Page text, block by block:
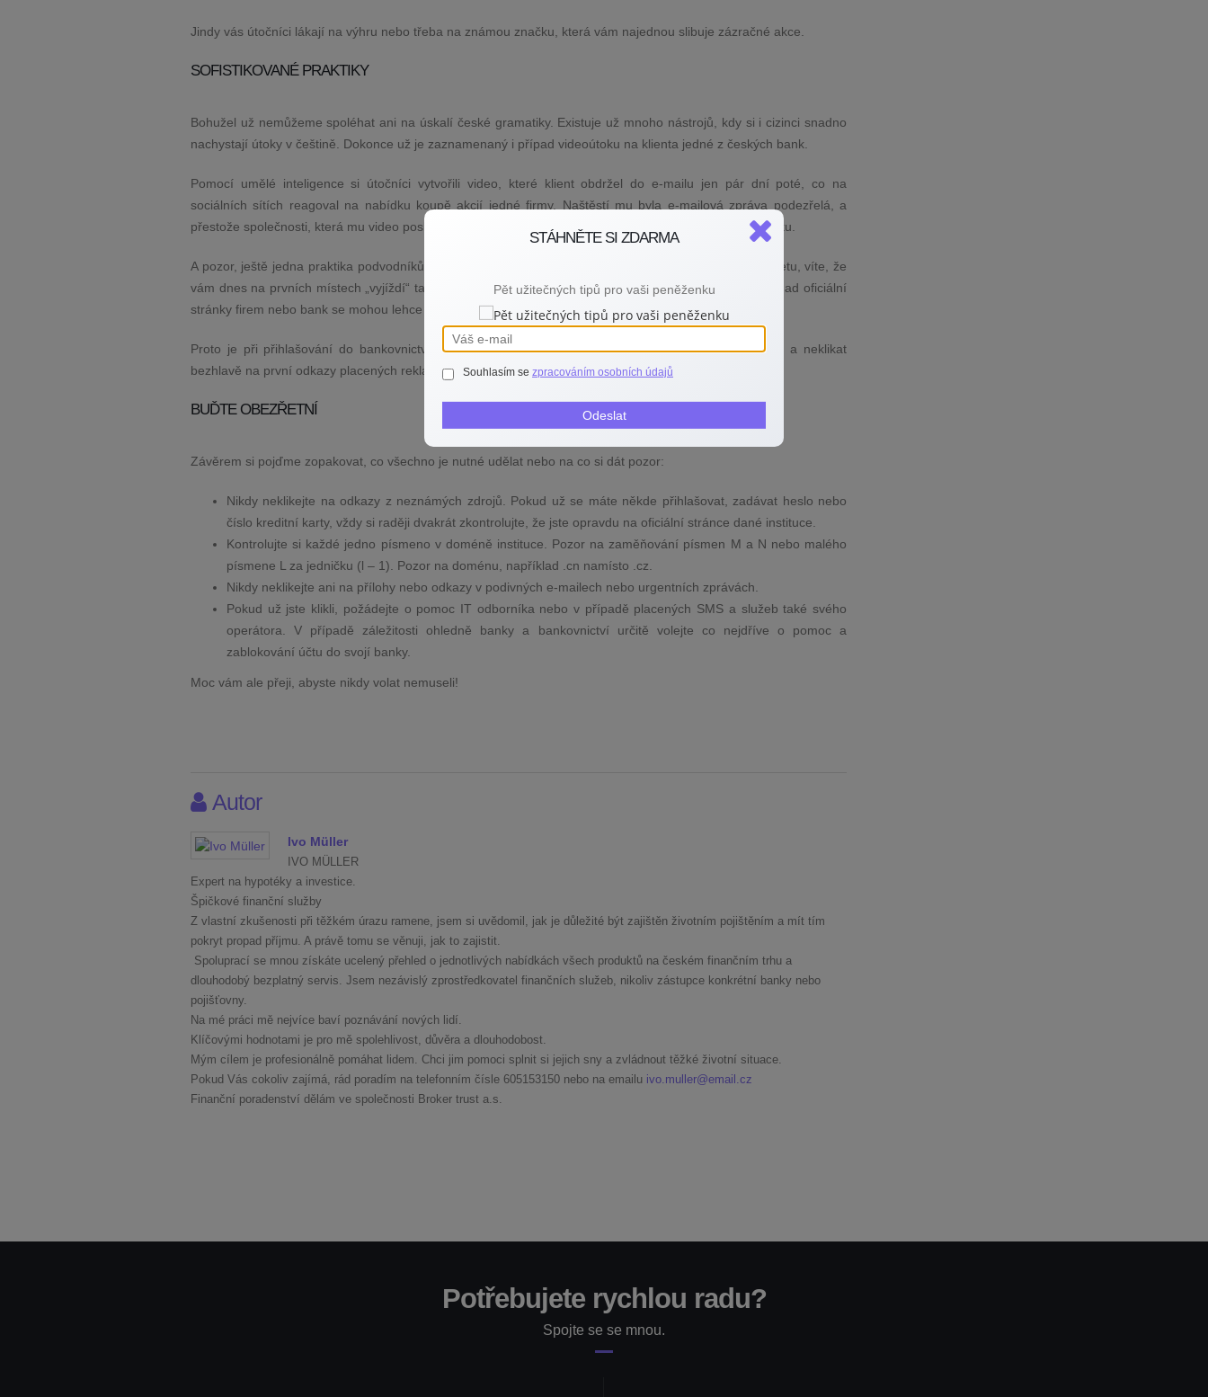
Jindy vás útočníci lákají na výhru nebo třeba na známou značku, která vám najednou slibuje zázračné akce.
SOFISTIKOVANÉ PRAKTIKY
Bohužel už nemůžeme spoléhat ani na úskalí české gramatiky. Existuje už mnoho nástrojů, kdy si i cizinci snadno
nachystají útoky v češtině. Dokonce už je zaznamenaný i případ videoútoku na klienta jedné z českých bank.
Pomocí umělé inteligence si útočníci vytvořili video, které klient obdržel do e-mailu jen pár dní poté, co na
sociálních sítích reagoval na nabídku koupě akcií jedné firmy. Naštěstí mu byla e-mailová zpráva podezřelá, a
přestože společnosti, která mu video poslala, poskytl své údaje, zároveň na to ihned upozornil svoji banku.
A pozor, ještě jedna praktika podvodníků je velmi sofistikovaná. Pokud si někdy něco hledáte na internetu, víte, že
vám dnes na prvních místech „vyjíždí“ takzvané topované reklamy. Až pak další stránky. Jenže pozor, nad oficiální
stránky firem nebo bank se mohou lehce vyšvihnout padělané, protože jim podvodníci zaplatili reklamu.
Proto je při přihlašování do bankovnictví tak důležité znát a kontrolovat oficiální adresu vaší banky, a neklikat
bezhlavě na první odkazy placených reklam, pokud si svoji banku takzvaně „vygůglíte“.
BUĎTE OBEZŘETNÍ
Závěrem si pojďme zopakovat, co všechno je nutné udělat nebo na co si dát pozor:
Nikdy neklikejte na odkazy z neznámých zdrojů. Pokud už se máte někde přihlašovat, zadávat heslo nebo
číslo kreditní karty, vždy si raději dvakrát zkontrolujte, že jste opravdu na oficiální stránce dané instituce.
Kontrolujte si každé jedno písmeno v doméně instituce. Pozor na zaměňování písmen M a N nebo malého
písmene L za jedničku (l – 1). Pozor na doménu, například .cn namísto .cz.
Nikdy neklikejte ani na přílohy nebo odkazy v podivných e-mailech nebo urgentních zprávách.
Pokud už jste klikli, požádejte o pomoc IT odborníka nebo v případě placených SMS a služeb také svého
operátora. V případě záležitosti ohledně banky a bankovnictví určitě volejte co nejdříve o pomoc a
zablokování účtu do svojí banky.
Moc vám ale přeji, abyste nikdy volat nemuseli!
Autor
Ivo Müller
IVO MÜLLER
Expert na hypotéky a investice.
Špičkové finanční služby
Z vlastní zkušenosti při těžkém úrazu ramene, jsem si uvědomil, jak je důležité být zajištěn životním pojištěním a mít tím
pokryt propad příjmu. A právě tomu se věnuji, jak to zajistit.
Spoluprací se mnou získáte ucelený přehled o jednotlivých nabídkách všech produktů na českém finančním trhu a
dlouhodobý bezplatný servis. Jsem nezávislý zprostředkovatel finančních služeb, nikoliv zástupce konkrétní banky nebo
pojišťovny.
Na mé práci mě nejvíce baví poznávání nových lidí.
Klíčovými hodnotami je pro mě spolehlivost, důvěra a dlouhodobost.
Mým cílem je profesionálně pomáhat lidem. Chci jim pomoci splnit si jejich sny a zvládnout těžké životní situace.
Pokud Vás cokoliv zajímá, rád poradím na telefonním čísle 605153150 nebo na emailu ivo.muller@email.cz
Finanční poradenství dělám ve společnosti Broker trust a.s.
Potřebujete rychlou radu?
Spojte se se mnou.
STÁHNĚTE SI ZDARMA
Pět užitečných tipů pro vaši peněženku
Souhlasím se zpracováním osobních údajů
Odeslat